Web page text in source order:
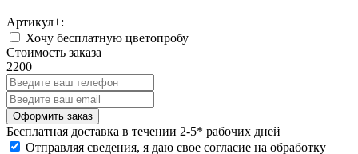
Артикул+:
Хочу бесплатную цветопробу
Стоимость заказа
2200
Бесплатная доставка в течении 2-5* рабочих дней
Отправляя сведения, я даю свое согласие на обработку